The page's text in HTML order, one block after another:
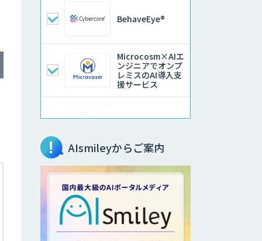
BehaveEye®
Microcosm×AIエ
ンジニアでオンプ
レミスのAI導入支
援サービス
異常検知AI
アラヤのエッジAI
コンサルティング
高性能・省電力を
両立した小型AIゲ
ートウェイ
AIsmileyからご案内